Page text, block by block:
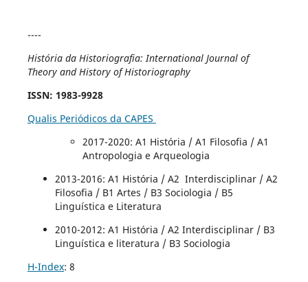
----
História da Historiografia: International Journal of
Theory and History of Historiography
ISSN: 1983-9928
Qualis Periódicos da CAPES
2017-2020: A1 História / A1 Filosofia / A1
Antropologia e Arqueologia
2013-2016: A1 História / A2 Interdisciplinar / A2
Filosofia / B1 Artes / B3 Sociologia / B5
Linguística e Literatura
2010-2012: A1 História / A2 Interdisciplinar / B3
Linguística e literatura / B3 Sociologia
H-Index: 8